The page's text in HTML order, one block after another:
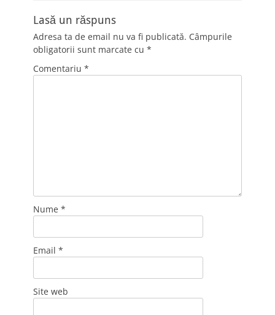
Lasă un răspuns
Adresa ta de email nu va fi publicată. Câmpurile
obligatorii sunt marcate cu *
Comentariu *
Nume *
Email *
Site web